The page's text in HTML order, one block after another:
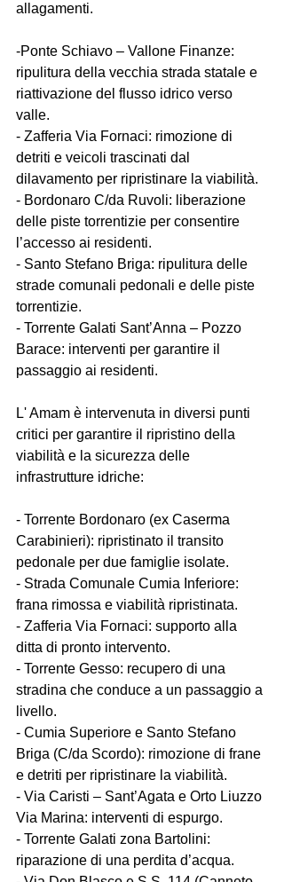
allagamenti.
-Ponte Schiavo – Vallone Finanze:
ripulitura della vecchia strada statale e
riattivazione del flusso idrico verso
valle.
- Zafferia Via Fornaci: rimozione di
detriti e veicoli trascinati dal
dilavamento per ripristinare la viabilità.
- Bordonaro C/da Ruvoli: liberazione
delle piste torrentizie per consentire
l’accesso ai residenti.
- Santo Stefano Briga: ripulitura delle
strade comunali pedonali e delle piste
torrentizie.
- Torrente Galati Sant’Anna – Pozzo
Barace: interventi per garantire il
passaggio ai residenti.
L' Amam è intervenuta in diversi punti
critici per garantire il ripristino della
viabilità e la sicurezza delle
infrastrutture idriche:
- Torrente Bordonaro (ex Caserma
Carabinieri): ripristinato il transito
pedonale per due famiglie isolate.
- Strada Comunale Cumia Inferiore:
frana rimossa e viabilità ripristinata.
- Zafferia Via Fornaci: supporto alla
ditta di pronto intervento.
- Torrente Gesso: recupero di una
stradina che conduce a un passaggio a
livello.
- Cumia Superiore e Santo Stefano
Briga (C/da Scordo): rimozione di frane
e detriti per ripristinare la viabilità.
- Via Caristi – Sant’Agata e Orto Liuzzo
Via Marina: interventi di espurgo.
- Torrente Galati zona Bartolini:
riparazione di una perdita d’acqua.